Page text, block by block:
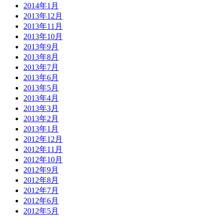
2014年1月
2013年12月
2013年11月
2013年10月
2013年9月
2013年8月
2013年7月
2013年6月
2013年5月
2013年4月
2013年3月
2013年2月
2013年1月
2012年12月
2012年11月
2012年10月
2012年9月
2012年8月
2012年7月
2012年6月
2012年5月